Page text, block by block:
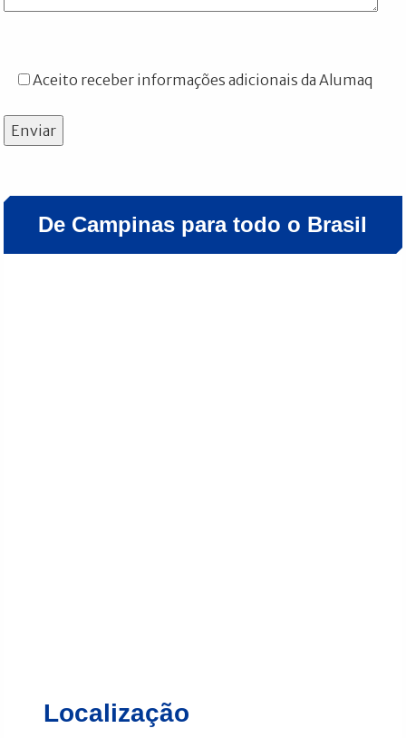
Aceito receber informações adicionais da Alumaq
Enviar
De Campinas para todo o Brasil
Localização